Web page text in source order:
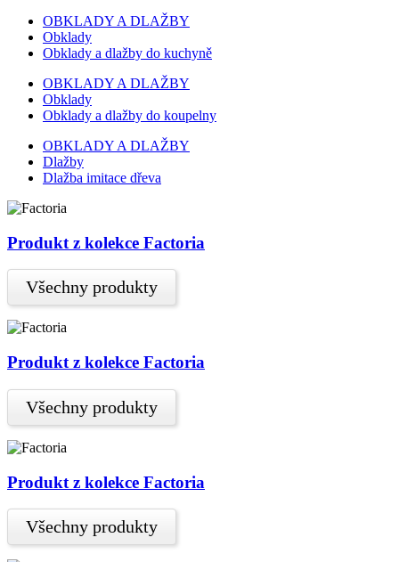
OBKLADY A DLAŽBY
Obklady
Obklady a dlažby do kuchyně
OBKLADY A DLAŽBY
Obklady
Obklady a dlažby do koupelny
OBKLADY A DLAŽBY
Dlažby
Dlažba imitace dřeva
Produkt z kolekce Factoria
Všechny produkty
Produkt z kolekce Factoria
Všechny produkty
Produkt z kolekce Factoria
Všechny produkty